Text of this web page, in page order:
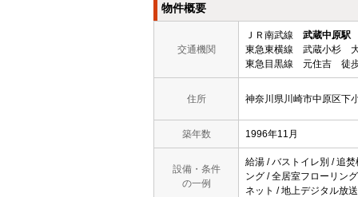
物件概要
交通機関
ＪＲ南武線 武蔵中原駅
東急東横線 武蔵小杉
東急目黒線 元住吉 徒
住所 神奈川県川崎市中原区下
築年数 1996年11月
設備・条件
の一例
給湯 / バストイレ別 / 追
ング / 全居室フローリン
ネット / 地上デジタル放